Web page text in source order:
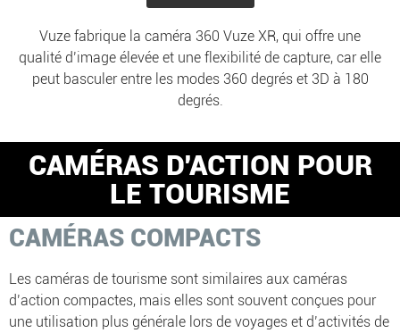
Vuze fabrique la caméra 360 Vuze XR, qui offre une
qualité d’image élevée et une flexibilité de capture, car elle
peut basculer entre les modes 360 degrés et 3D à 180
degrés.
CAMÉRAS D'ACTION POUR
LE TOURISME
CAMÉRAS COMPACTS
Les caméras de tourisme sont similaires aux caméras
d’action compactes, mais elles sont souvent conçues pour
une utilisation plus générale lors de voyages et d’activités de